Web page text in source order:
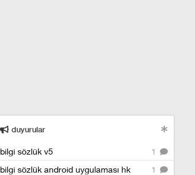
duyurular
1
bilgi sözlük v5
1
bilgi sözlük android uygulaması hk